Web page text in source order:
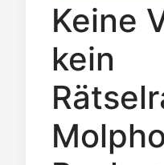
Keine
kein